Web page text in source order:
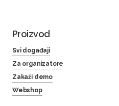
Proizvod
Svi događaji
Za organizatore
Zakaži demo
Webshop